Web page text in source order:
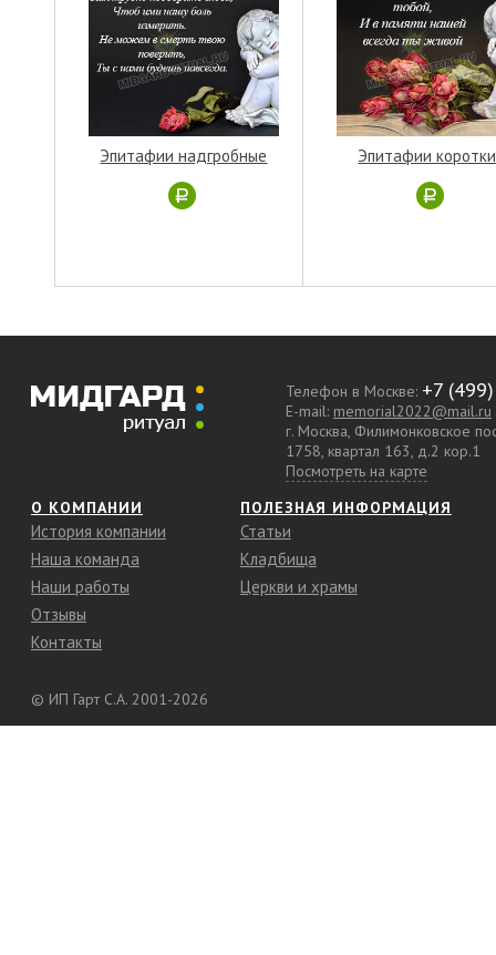
Эпитафии надгробные Эпитафии
Телефон в Москве:
E-mail: memorial2022@mail.ru
г. Москва, Филимонковское
1758, квартал 163, д.2 кор.1
Посмотреть на карте
О КОМПАНИИ
История компании
Наша команда
Наши работы
Отзывы
Контакты
ПОЛЕЗНАЯ ИНФОРМАЦИЯ
Статьи
Кладбища
Церкви и храмы
© ИП Гарт С.А. 2001-2026